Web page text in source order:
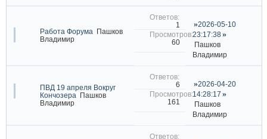
Работа Форума
Пашков
Владимир
1
60
2026-05-10
23:17:38
Пашков
Владимир
ПВД 19 апреля Вокруг
Кончозера
Пашков
Владимир
6
161
2026-04-20
14:28:17
Пашков
Владимир